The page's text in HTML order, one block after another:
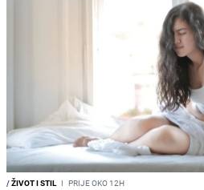
/ŽIVOT I STIL I PRIJE OKO 12H